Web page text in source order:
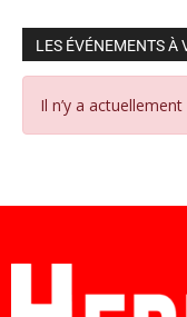
LES ÉVÉNEMENTS À
Il n’y a